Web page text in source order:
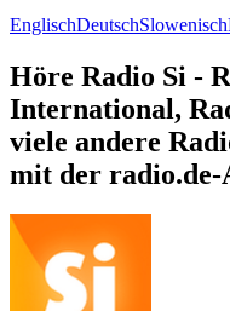
EnglischDeutschSlowenisch
Höre Radio Si -
International,
viele andere
mit der radio.de-